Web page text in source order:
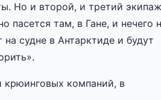
Но и второй, и третий
пасется там, в Гане, и нечего
судне в Антарктиде и будут
крюинговых компаний, в